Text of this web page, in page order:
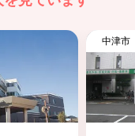
中津市